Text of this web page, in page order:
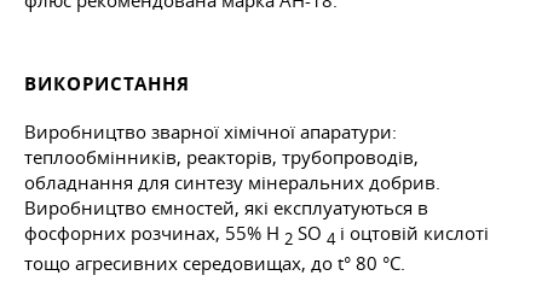
ВИКОРИСТАННЯ
Виробництво зварної хімічної апаратури:
теплообмінників, реакторів, трубопроводів,
обладнання для синтезу мінеральних добрив.
Виробництво ємностей, які експлуатуються в
фосфорних розчинах, 55% H 2 SO 4 і оцтовій кислоті
тощо агресивних середовищах, до t° 80 °C.